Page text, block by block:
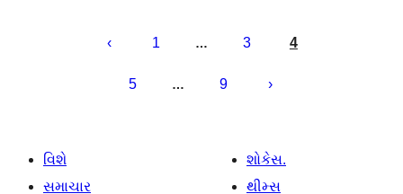
પૃષ્ઠ
1 … 3 4
5 … 9
વિશે
સમાચાર
શોકેસ.
થીમ્સ